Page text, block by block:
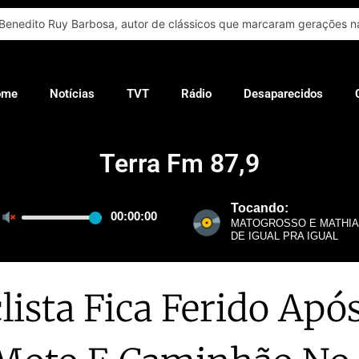
Ruy Barbosa, autor de clássicos que marcaram gerações
Notícias TVT Rádio Desaparecidos
Terra Fm 87,9
Fica Ferido